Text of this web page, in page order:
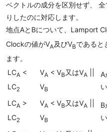
ベクトルの成分を区別せず、
りしたのに対応します。
地点AとBについて、Lamport
Clockの値がVA及びVBであると
ます。
LCA <
LC2
VA < VB 又はVA
VB
A
い
LCA >
LC2
VA < VB 又はVA
VB
B
い